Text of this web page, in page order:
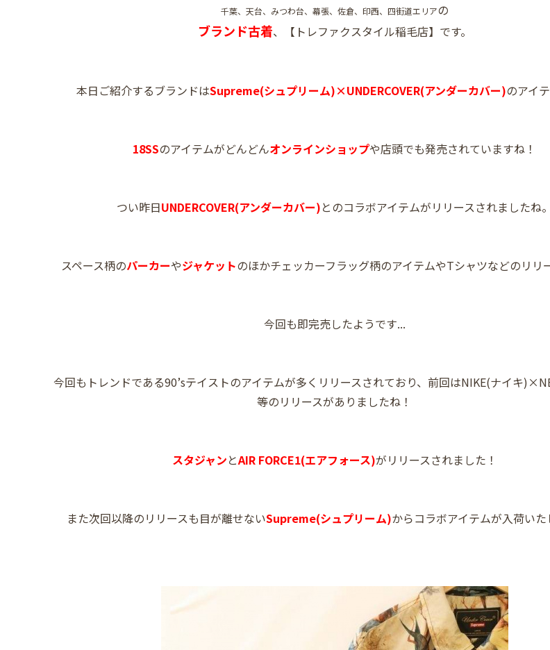
千葉、天台、みつわ台、幕張、佐倉、印西、四街道エリアの
ブランド古着、【トレファクスタイル稲毛店】です。
本日ご紹介するブランドはSupreme(シュプリーム)×UNDERCOVER(アンダーカバー)のアイ
18SSのアイテムがどんどんオンラインショップや店頭でも発売されていますね！
つい昨日UNDERCOVER(アンダーカバー)とのコラボアイテムがリリースされましたね。
スペース柄のパーカーやジャケットのほかチェッカーフラッグ柄のアイテムやTシャツなどのリリ
今回も即完売したようです...
今回もトレンドである90’sテイストのアイテムが多くリリースされており、前回はNIKE(ナイキ
等のリリースがありましたね！
スタジャンとAIR FORCE1(エアフォース)がリリースされました！
また次回以降のリリースも目が離せないSupreme(シュプリーム)からコラボアイテムが入荷いた